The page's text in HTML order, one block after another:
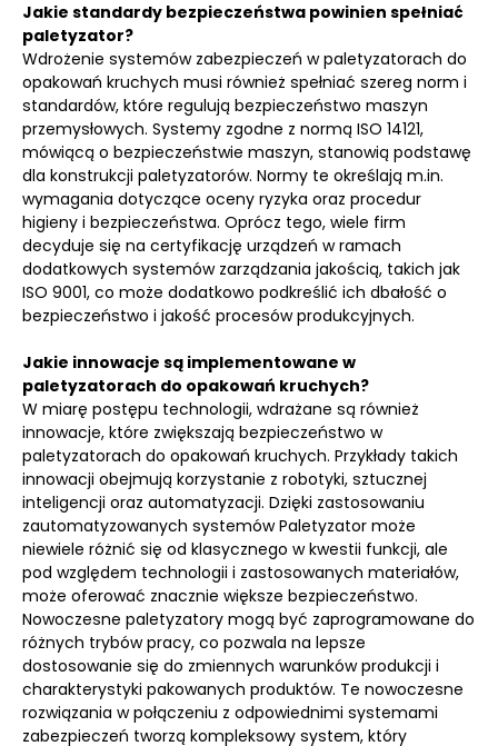
Jakie standardy bezpieczeństwa powinien spełniać
paletyzator?
Wdrożenie systemów zabezpieczeń w paletyzatorach do
opakowań kruchych musi również spełniać szereg norm i
standardów, które regulują bezpieczeństwo maszyn
przemysłowych. Systemy zgodne z normą ISO 14121,
mówiącą o bezpieczeństwie maszyn, stanowią podstawę
dla konstrukcji paletyzatorów. Normy te określają m.in.
wymagania dotyczące oceny ryzyka oraz procedur
higieny i bezpieczeństwa. Oprócz tego, wiele firm
decyduje się na certyfikację urządzeń w ramach
dodatkowych systemów zarządzania jakością, takich jak
ISO 9001, co może dodatkowo podkreślić ich dbałość o
bezpieczeństwo i jakość procesów produkcyjnych.
Jakie innowacje są implementowane w
paletyzatorach do opakowań kruchych?
W miarę postępu technologii, wdrażane są również
innowacje, które zwiększają bezpieczeństwo w
paletyzatorach do opakowań kruchych. Przykłady takich
innowacji obejmują korzystanie z robotyki, sztucznej
inteligencji oraz automatyzacji. Dzięki zastosowaniu
zautomatyzowanych systemów Paletyzator może
niewiele różnić się od klasycznego w kwestii funkcji, ale
pod względem technologii i zastosowanych materiałów,
może oferować znacznie większe bezpieczeństwo.
Nowoczesne paletyzatory mogą być zaprogramowane do
różnych trybów pracy, co pozwala na lepsze
dostosowanie się do zmiennych warunków produkcji i
charakterystyki pakowanych produktów. Te nowoczesne
rozwiązania w połączeniu z odpowiednimi systemami
zabezpieczeń tworzą kompleksowy system, który